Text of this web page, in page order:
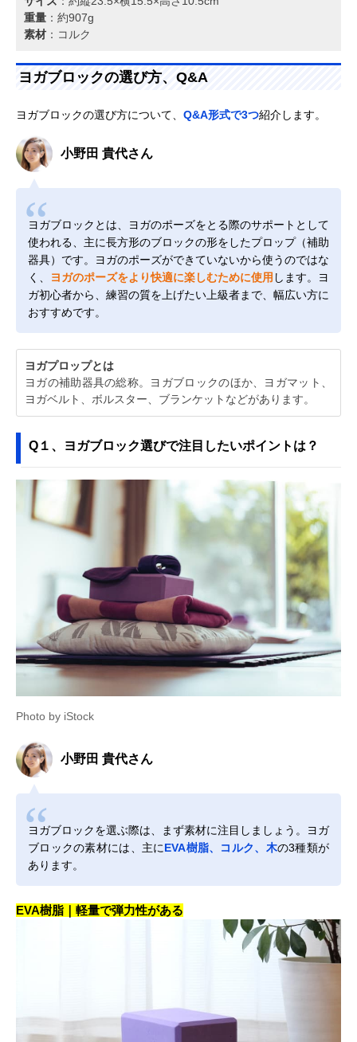
重量 ：約907g
素材 ：コルク
ヨガブロックの選び方、Q&A
ヨガブロックの選び方について、 Q&A形式で3つ紹介します。
小野田 貴代さん
ヨガブロックとは、ヨガのポーズをとる際のサポートとして
使われる、主に長方形のブロックの形をしたプロップ（補助
器具）です。ヨガのポーズができていないから使うのではな
く、
ヨガのポーズをより快適に楽しむために使用 します。ヨ
ガ初心者から、練習の質を上げたい上級者まで、幅広い方に
おすすめです。
ヨガプロップとは
ヨガの補助器具の総称。ヨガブロックのほか、ヨガマット、
ヨガベルト、ボルスター、ブランケットなどがあります。
Q１、ヨガブロック選びで注目したいポイントは？
Photo by iStock
小野田 貴代さん
ヨガブロックを選ぶ際は、まず素材に注目しましょう。ヨガ
ブロックの素材には、主にEVA樹脂、コルク、木の3種類が
あります。
EVA樹脂｜軽量で弾力性がある